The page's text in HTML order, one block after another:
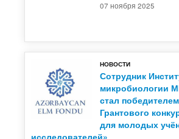
07 ноября 2025
НОВОСТИ
Сотрудник
микробиологии
стал
Грантового
для молодых
исследователей»